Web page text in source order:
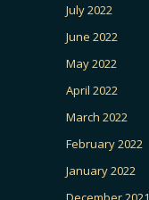
July 2022
June 2022
May 2022
April 2022
March 2022
February 2022
January 2022